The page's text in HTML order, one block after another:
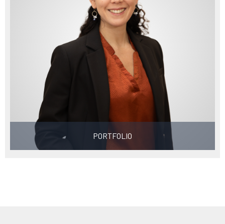
PORTFOLIO